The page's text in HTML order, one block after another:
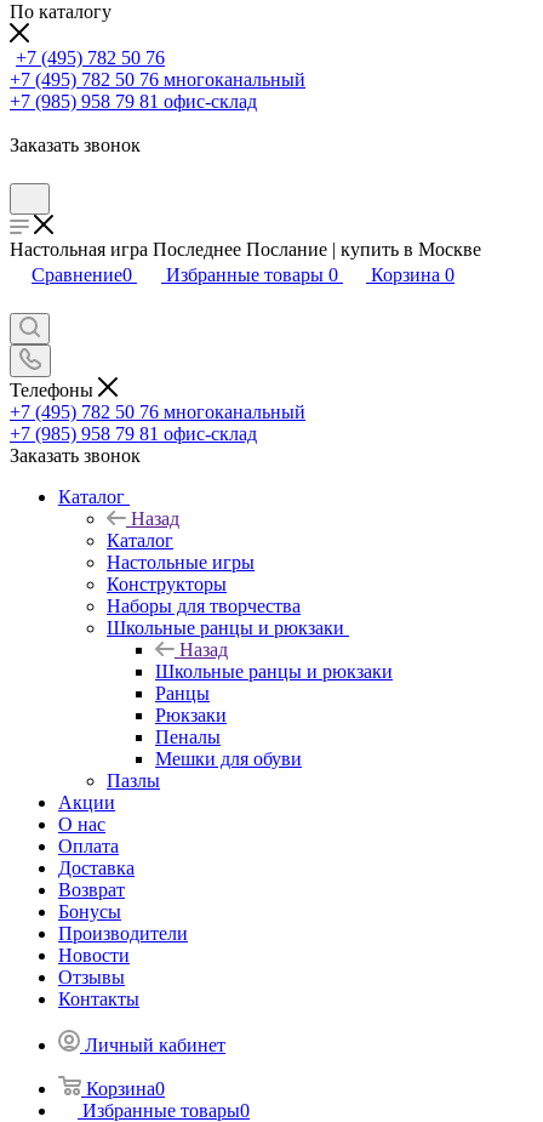
По каталогу
+7 (495) 782 50 76
+7 (495) 782 50 76 многоканальный
+7 (985) 958 79 81 офис-склад
Заказать звонок
Настольная игра Последнее Послание | купить в Москве
Сравнение0 Избранные товары 0 Корзина 0
Телефоны
+7 (495) 782 50 76 многоканальный
+7 (985) 958 79 81 офис-склад
Заказать звонок
Каталог
Назад
Каталог
Настольные игры
Конструкторы
Наборы для творчества
Школьные ранцы и рюкзаки
Назад
Школьные ранцы и рюкзаки
Ранцы
Рюкзаки
Пеналы
Мешки для обуви
Пазлы
Акции
О нас
Оплата
Доставка
Возврат
Бонусы
Производители
Новости
Отзывы
Контакты
Личный кабинет
Корзина0
Избранные товары0